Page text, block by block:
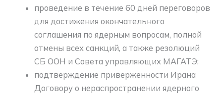
проведение в течение 60 дней переговоров
для достижения окончательного
соглашения по ядерным вопросам, полной
отмены всех санкций, а также резолюций
СБ ООН и Совета управляющих МАГАТЭ;
подтверждение приверженности Ирана
Договору о нераспространении ядерного